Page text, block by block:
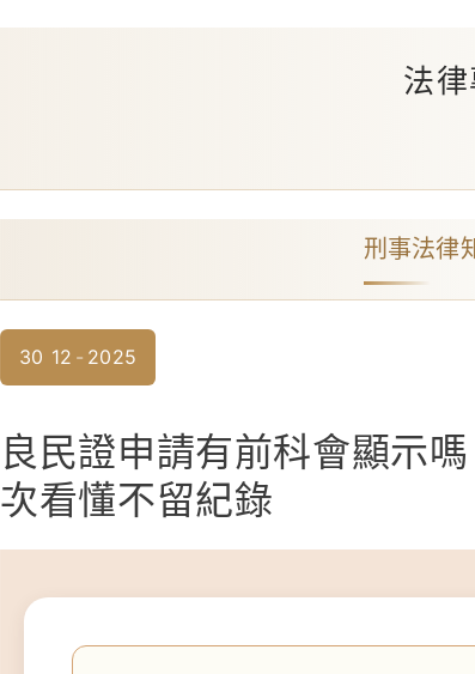
法律
刑事法律
30 12 2025
良民證申請有前科會顯示
次看懂不留紀錄